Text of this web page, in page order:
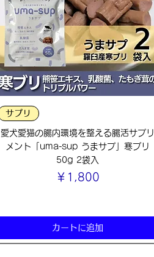
サプリ
愛犬愛猫の腸内環境を整える腸活サプリ
メント「uma-sup うまサプ」寒ブリ
50g 2袋入
価格
￥1,800
カートに追加